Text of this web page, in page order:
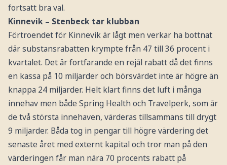
fortsatt bra val.
Kinnevik – Stenbeck tar klubban
Förtroendet för Kinnevik är lågt men verkar ha bottnat
där substansrabatten krympte från 47 till 36 procent i
kvartalet. Det är fortfarande en rejäl rabatt då det finns
en kassa på 10 miljarder och börsvärdet inte är högre än
knappa 24 miljarder. Helt klart finns det luft i många
innehav men både Spring Health och Travelperk, som är
de två största innehaven, värderas tillsammans till drygt
9 miljarder. Båda tog in pengar till högre värdering det
senaste året med externt kapital och tror man på den
värderingen får man nära 70 procents rabatt på